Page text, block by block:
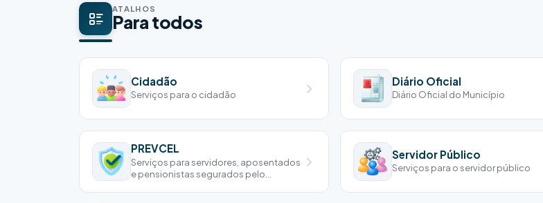
ATALHOS
Para todos
Cidadão
Serviços para o cidadão
Diário Oficial
Diário Oficial do Município
PREVCEL
Serviços para servidores, aposentados
e pensionistas segurados pelo
Servidor Público
Serviços para o servidor público